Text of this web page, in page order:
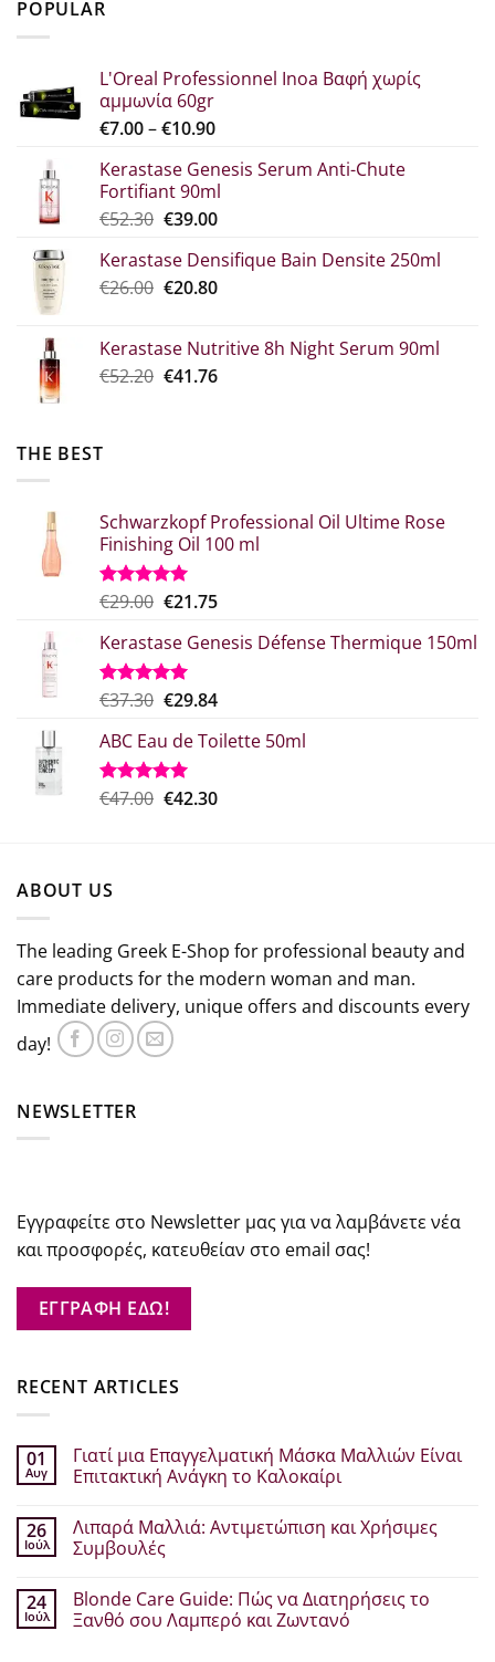
POPULAR
L'Oreal Professionnel Inoa Βαφή χωρίς
αμμωνία 60gr
€7.00–€10.90Price
€7.00
through
€10.90
Kerastase Genesis Serum Anti-Chute
Fortifiant 90ml
€52.30 Original
was:
€52.30.
€39.00Η
τιμή
είναι:
Kerastase Densifique Bain Densite 250ml
€26.00 Original
€26.00.
€20.80The
is:
€20.80.
Kerastase Nutritive 8h Night Serum 90ml
€52.20 Original
€41.76Η
THE BEST
Schwarzkopf Professional Oil Ultime Rose
Finishing Oil 100 ml
Rated5.00
€29.00 Original
what:
€29.00.
€21.75Η
τιμή
€21.75.
Kerastase Genesis Défense Thermique 150ml
Rated5.00
€37.30 Original
was:
€37.30.
€29.84Η
τιμή
€29.84.
ABC Eau de Toilette 50ml
Rated5.00
€47.00 Original
€42.30The
ABOUT US
The leading Greek E-Shop for professional beauty and
care products for the modern woman and man.
Immediate delivery, unique offers and discounts every
day!
NEWSLETTER
Εγγραφείτε στο Newsletter μας για να λαμβάνετε νέα
και προσφορές, κατευθείαν στο email σας!
ΕΓΓΡΑΦΗ ΕΔΩ!
RECENT ARTICLES
01
Αυγ
Γιατί μια Επαγγελματική Μάσκα Μαλλιών Είναι
Επιτακτική Ανάγκη το Καλοκαίρι
σχόλια
στο
Γιατί
Μάσκα
Μαλλιών
Είναι
26
Ιούλ
Λιπαρά Μαλλιά: Αντιμετώπιση και Χρήσιμες
Συμβουλές
σχόλια
στο
Λιπαρά
24
Ιούλ
Blonde Care Guide: Πώς να Διατηρήσεις το
Ξανθό σου Λαμπερό και Ζωντανό